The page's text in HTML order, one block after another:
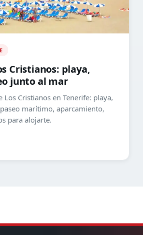
Cristianos: playa,
junto al mar
Los Cristianos en Tenerife: playa,
marítimo, aparcamiento,
para alojarte.